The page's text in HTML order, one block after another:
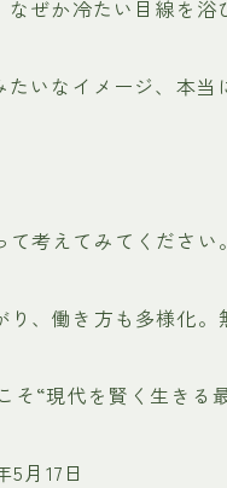
ぜか冷たい目線を浴
たいなイメージ、本当
考えてみてください。
、働き方も多様化。
“現代を賢く生きる
月17日